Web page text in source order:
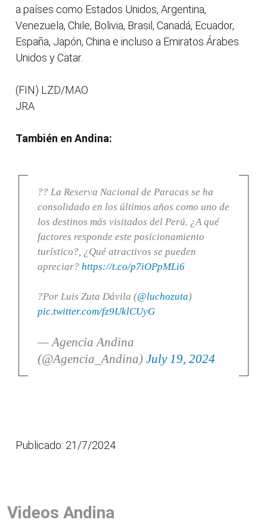
a países como Estados Unidos, Argentina,
Venezuela, Chile, Bolivia, Brasil, Canadá, Ecuador,
España, Japón, China e incluso a Emiratos Árabes
Unidos y Catar.
(FIN) LZD/MAO
JRA
También en Andina:
?? La Reserva Nacional de Paracas se ha
consolidado en los últimos años como uno de
los destinos más visitados del Perú. ¿A qué
factores responde este posicionamiento
turístico?, ¿Qué atractivos se pueden
apreciar? https://t.co/p7iOPpMLi6
?Por Luis Zuta Dávila (@luchozuta)
pic.twitter.com/fz9UklCUyG
— Agencia Andina
(@Agencia_Andina) July 19, 2024
Publicado: 21/7/2024
Videos Andina